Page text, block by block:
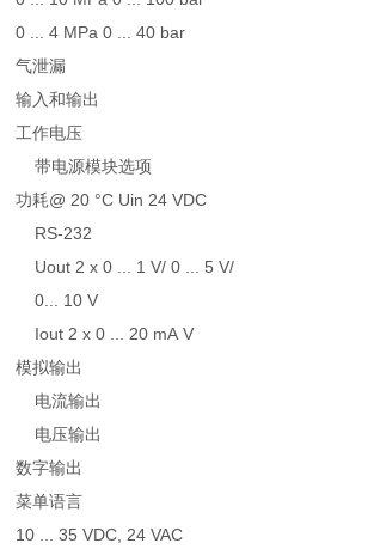
0 ... 4 MPa 0 ... 40 bar
气泄漏
输入和输出
工作电压
带电源模块选项
功耗@ 20 °C Uin 24 VDC
RS-232
Uout 2 x 0 ... 1 V/ 0 ... 5 V/
0... 10 V
Iout 2 x 0 ... 20 mA V
模拟输出
电流输出
电压输出
数字输出
菜单语言
10 ... 35 VDC, 24 VAC